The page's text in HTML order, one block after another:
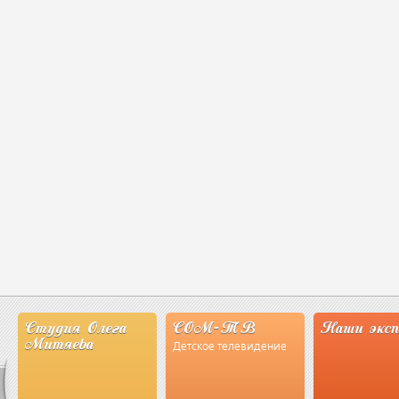
Студия Олега
Митяева
СОМ-ТВ
Детское телевидение
Наши